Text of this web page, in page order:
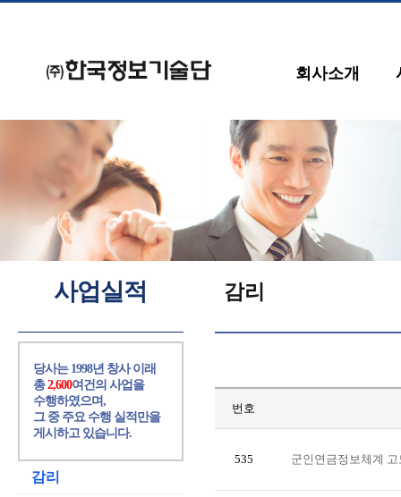
회사소개
감리
번호
535 군인연금정보체계
사업실적
당사는 1998년 창사 이래
총2,600여건의 사업을
수행하였으며,
그 중 주요 수행 실적만을
게시하고 있습니다.
감리